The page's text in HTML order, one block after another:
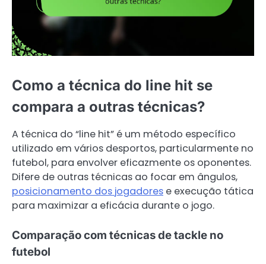
Como a técnica do line hit se
compara a outras técnicas?
A técnica do “line hit” é um método específico
utilizado em vários desportos, particularmente no
futebol, para envolver eficazmente os oponentes.
Difere de outras técnicas ao focar em ângulos,
posicionamento dos jogadores e execução tática
para maximizar a eficácia durante o jogo.
Comparação com técnicas de tackle no
futebol